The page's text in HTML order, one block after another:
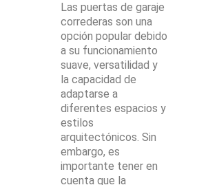
Las puertas de garaje
correderas son una
opción popular debido
a su funcionamiento
suave, versatilidad y
la capacidad de
adaptarse a
diferentes espacios y
estilos
arquitectónicos. Sin
embargo, es
importante tener en
cuenta que la